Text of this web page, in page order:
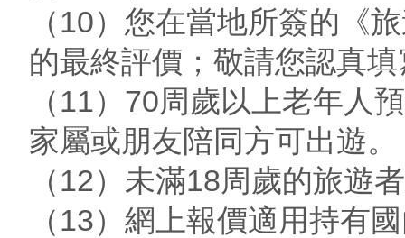
（10）您在當地所簽的《
的最終評價；敬請您認真
（11）70周歲以上老年人
家屬或朋友陪同方可出遊。
（12）未滿18周歲的旅遊
（13）網上報價適用持有